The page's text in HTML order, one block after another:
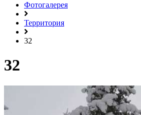
Фотогалерея
Территория
32
32